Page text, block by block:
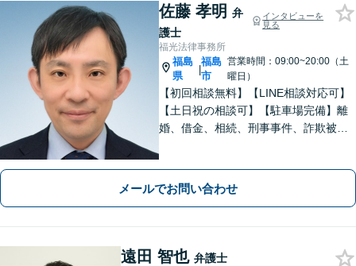
佐藤 孝明 弁
護士
インタビューを
見る
福光法律事務所
福島
県
|
福島
市
営業時間：09:00~20:00（土
曜日）
【初回相談無料】【LINE相談対応可】
【土日祝の相談可】【駐車場完備】離
婚、借金、相続、刑事事件、詐欺被
寧にサポートいたします【地元・福島
市出身の弁護士】
メールでお問い合わせ
遠田 智也 弁護士